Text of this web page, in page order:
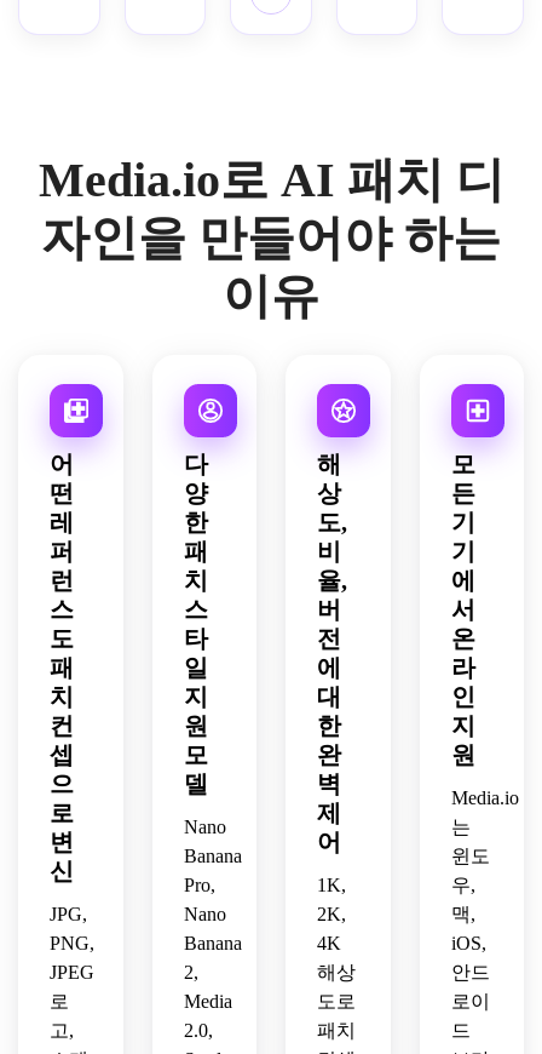
촘촘
한 외
곽선,
어두
운 패
모형
을 만
요.
대비
분위
기를
구현
조명
의 정
굿즈,
브랜
드 의
류에
합니
다.
텍스
인 프
리미
엄 브
랜딩
에 어
스러
으로
입체
감과
레이
니다.
한 스
티치
라인,
선명
엠블
럼 구
광택
감과
소재
대비,
트렌
디한
스트
릿웨
어 무
드,
또렷
한 자
수 디
테일
과 임
팩트
로 연
출하
화해
배지
에 어
치로
바꿉
루엣
과 크
림,
레드,
네이
비 컬
러,
아웃
텍스
트 공
간,
볼드
스티
스타
일 조
한 마
스코
트 아
이콘,
포츠
배지
아웃,
드라
마틱
블랙
패브
릭 모
형,
고대
비 글
로우
효과,
깔끔
수 연
출로
현대
e스
포츠
체성
을 완
성하
세요.
Media.io로 AI 패치 디
자인을 만들어야 하는
이유
어
떤
레
퍼
런
스
도
패
치
컨
셉
으
로
변
신
JPG,
PNG,
JPEG
로
고,
다
양
한
패
치
스
타
일
지
원
모
델
Nano
Banana
Pro,
Nano
Banana
2,
Media
2.0,
해
상
도,
비
율,
버
전
에
대
한
완
벽
제
어
1K,
2K,
4K
해상
도로
패치
모
든
기
기
에
서
온
라
인
지
원
Media.io
는
윈도
우,
맥,
iOS,
안드
로이
드